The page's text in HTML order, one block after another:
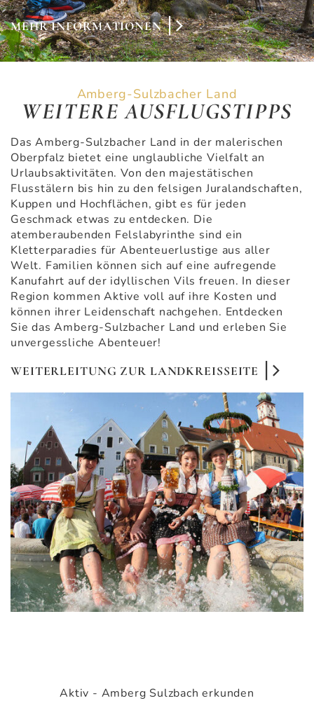
MEHR INFORMATIONEN
Amberg-Sulzbacher Land
WEITERE AUSFLUGSTIPPS
Das Amberg-Sulzbacher Land in der malerischen
Oberpfalz bietet eine unglaubliche Vielfalt an
Urlaubsaktivitäten. Von den majestätischen
Flusstälern bis hin zu den felsigen Juralandschaften,
Kuppen und Hochflächen, gibt es für jeden
Geschmack etwas zu entdecken. Die
atemberaubenden Felslabyrinthe sind ein
Kletterparadies für Abenteuerlustige aus aller
Welt. Familien können sich auf eine aufregende
Kanufahrt auf der idyllischen Vils freuen. In dieser
Region kommen Aktive voll auf ihre Kosten und
können ihrer Leidenschaft nachgehen. Entdecken
Sie das Amberg-Sulzbacher Land und erleben Sie
unvergessliche Abenteuer!
WEITERLEITUNG ZUR LANDKREISSEITE
Aktiv - Amberg Sulzbach erkunden